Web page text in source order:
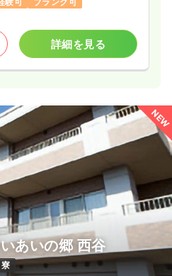
詳細を見る
NEW
あいの郷 西谷
寮